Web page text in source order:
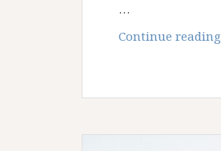
…
Continue reading